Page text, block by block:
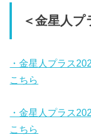
＜金星人プ
・金星人プラス
こちら
・金星人プラス
こちら